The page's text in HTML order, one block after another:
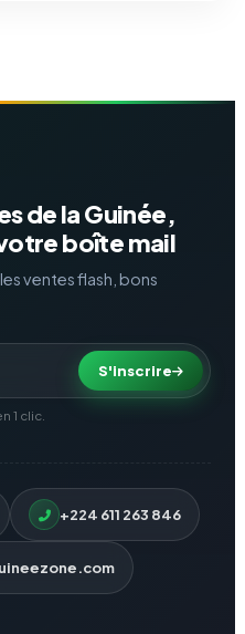
de la Guinée,
boîte mail
ventes flash, bons
S'inscrire
1 clic.
+224 611 263 846